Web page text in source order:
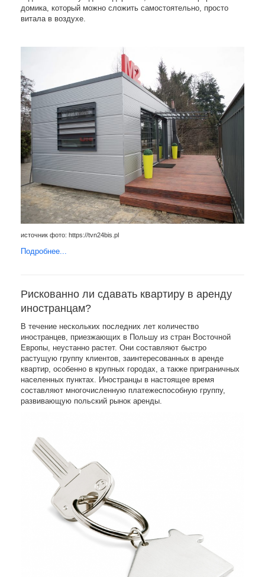
домика, который можно сложить самостоятельно, просто
витала в воздухе.
источник фото: https://tvn24bis.pl
Подробнее...
Рискованно ли сдавать квартиру в аренду
иностранцам?
В течение нескольких последних лет количество
иностранцев, приезжающих в Польшу из стран Восточной
Европы, неустанно растет. Они составляют быстро
растущую группу клиентов, заинтересованных в аренде
квартир, особенно в крупных городах, а также приграничных
населенных пунктах. Иностранцы в настоящее время
составляют многочисленную платежеспособную группу,
развивающую польский рынок аренды.